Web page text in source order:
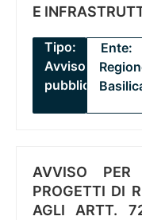
E
Tipo:
Avviso
pubblico
Ente:
AVVISO PER
PROGETTI DI
AGLI ARTT.